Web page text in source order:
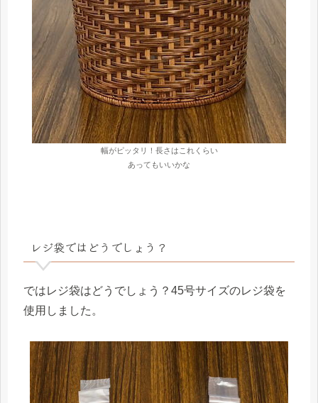
幅がピッタリ！長さはこれくらい
あってもいいかな
レジ袋ではどうでしょう？
ではレジ袋はどうでしょう？45号サイズのレジ袋を
使用しました。